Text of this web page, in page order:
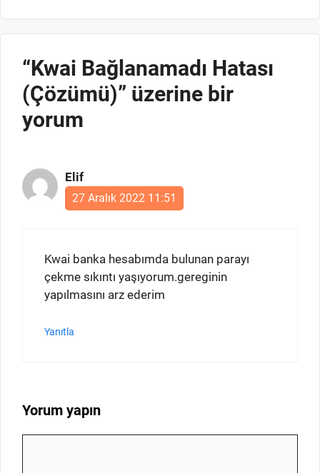
“Kwai Bağlanamadı Hatası
(Çözümü)” üzerine bir
yorum
Elif
27 Aralık 2022 11:51
Kwai banka hesabımda bulunan parayı
çekme sıkıntı yaşıyorum.gereginin
yapılmasını arz ederim
Yanıtla
Yorum yapın